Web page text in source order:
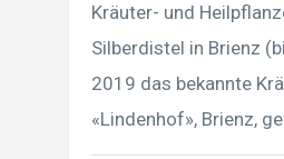
Kräuter- und
Silberdistel in Brienz
2019 das bekannte
«Lindenhof», Brienz,